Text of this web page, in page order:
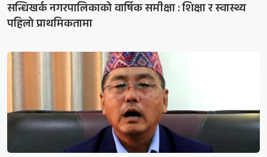
सन्धिखर्क नगरपालिकाको वार्षिक समीक्षा : शिक्षा र स्वास्थ्य
पहिलो प्राथमिकतामा